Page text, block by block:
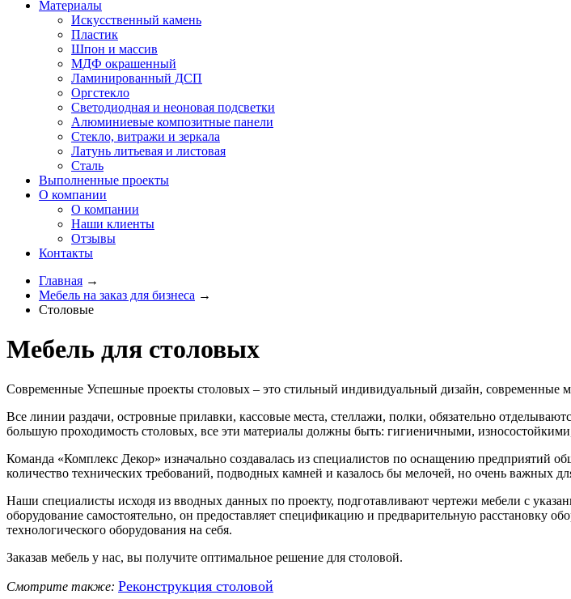
Материалы
Искусственный камень
Пластик
Шпон и массив
МДФ окрашенный
Ламинированный ДСП
Оргстекло
Светодиодная и неоновая подсветки
Алюминиевые композитные панели
Стекло, витражи и зеркала
Латунь литьевая и листовая
Сталь
Выполненные проекты
О компании
О компании
Наши клиенты
Отзывы
Контакты
Главная →
Мебель на заказ для бизнеса →
Столовые
Мебель для столовых
Современные Успешные проекты столовых – это стильный индивидуальный дизайн, современные
Все линии раздачи, островные прилавки, кассовые места, стеллажи, полки, обязательно
большую проходимость столовых, все эти материалы должны быть: гигиеничными,
Команда «Комплекс Декор» изначально создавалась из специалистов по оснащению предприятий
количество технических требований, подводных камней и казалось бы мелочей, но очень важных
Наши специалисты исходя из вводных данных по проекту, подготавливают чертежи мебели с
оборудование самостоятельно, он предоставляет спецификацию и предварительную расстановку
технологического оборудования на себя.
Заказав мебель у нас, вы получите оптимальное решение для столовой.
Смотрите также: Реконструкция столовой